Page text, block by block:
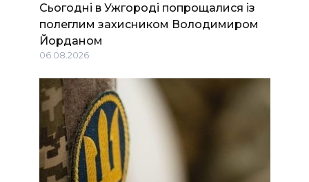
Сьогодні в Ужгороді попрощалися із
полеглим захисником Володимиром
Йорданом
06.08.2026